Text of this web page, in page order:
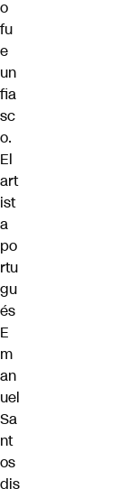
o
fu
e
un
fia
sc
o.
El
art
ist
a
po
rtu
gu
és
E
m
an
uel
Sa
nt
os
dis